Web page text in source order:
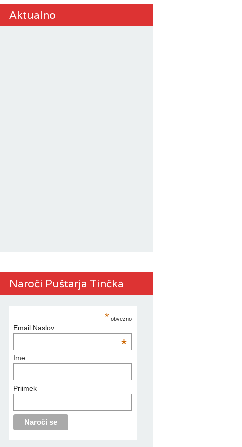
Aktualno
Naroči Puštarja Tinčka
* obvezno
Email Naslov
*
Ime
Priimek